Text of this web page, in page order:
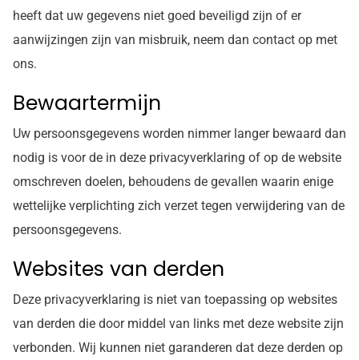
heeft dat uw gegevens niet goed beveiligd zijn of er
aanwijzingen zijn van misbruik, neem dan contact op met
ons.
Bewaartermijn
Uw persoonsgegevens worden nimmer langer bewaard dan
nodig is voor de in deze privacyverklaring of op de website
omschreven doelen, behoudens de gevallen waarin enige
wettelijke verplichting zich verzet tegen verwijdering van de
persoonsgegevens.
Websites van derden
Deze privacyverklaring is niet van toepassing op websites
van derden die door middel van links met deze website zijn
verbonden. Wij kunnen niet garanderen dat deze derden op